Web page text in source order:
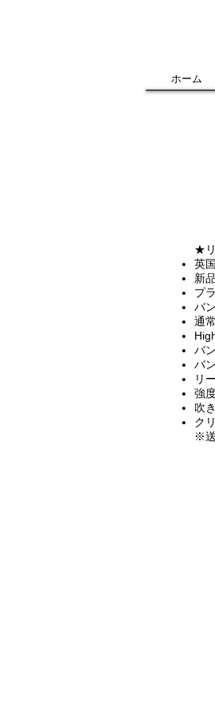
ホーム
★
英
新
プ
バ
通
バ
バ
リ
強
吹
ク
※